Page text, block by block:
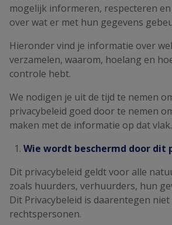
mogelijk informeren, respecteren
over wat er met hun gegevens
Hieronder vind je informatie over
verzamelen, waarom, hoelang en
controle hebt.
We nodigen je uit de tijd te nemen
privacybeleid goed door te nemen
maken met de informatie op dat vlak.
Wie wordt beschermd door dit
Dit privacybeleid geldt voor alle
zoals huurders, verhuurders, hun
Dit Privacybeleid is daarentegen
rechtspersonen.